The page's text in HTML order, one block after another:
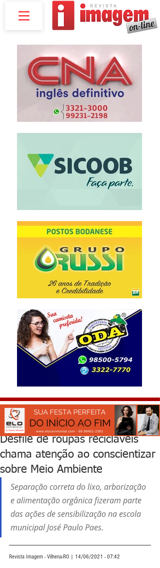
Desfile de roupas recicláveis
chama atenção ao conscientizar
sobre Meio Ambiente
Separação correta do lixo, arborização
e alimentação orgânica fizeram parte
das ações de sensibilização na escola
municipal José Paulo Paes.
Revista Imagem - Vilhena-RO | 14/06/2021 - 07:42